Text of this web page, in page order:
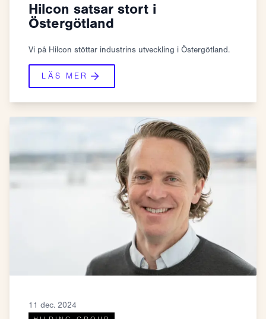
Hilcon satsar stort i
Östergötland
Vi på Hilcon stöttar industrins utveckling i Östergötland.
LÄS MER
11 dec. 2024